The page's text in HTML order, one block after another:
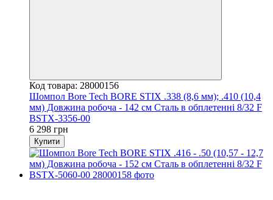
Код товара: 28000156
Шомпол Bore Tech BORE STIX .338 (8,6 мм); .410 (10,4
мм) Довжина робоча - 142 см Сталь в обплетенні 8/32 F
BSTX-3356-00
6 298 грн
Купити